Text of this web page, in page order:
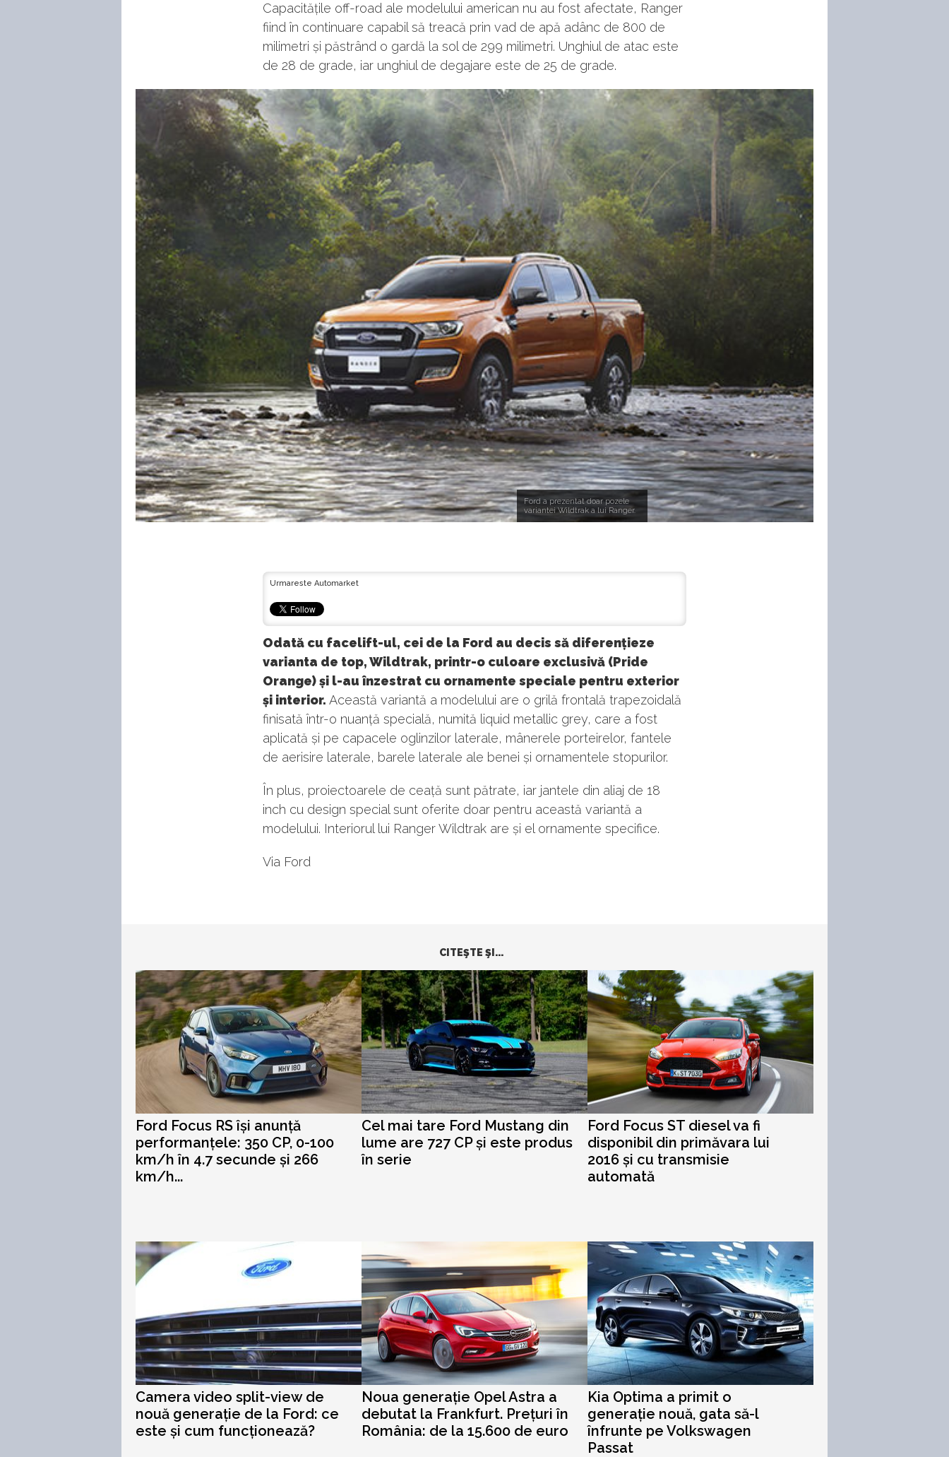
Capacitățile off-road ale modelului american nu au fost afectate, Ranger
fiind în continuare capabil să treacă prin vad de apă adânc de 800 de
milimetri și păstrând o gardă la sol de 299 milimetri. Unghiul de atac este
de 28 de grade, iar unghiul de degajare este de 25 de grade.
Ford a prezentat doar pozele
variantei Wildtrak a lui Ranger.
Urmareste Automarket
Odată cu facelift-ul, cei de la Ford au decis să diferențieze
varianta de top, Wildtrak, printr-o culoare exclusivă (Pride
Orange) și l-au înzestrat cu ornamente speciale pentru exterior
și interior. Această variantă a modelului are o grilă frontală trapezoidală
finisată într-o nuanță specială, numită liquid metallic grey, care a fost
aplicată și pe capacele oglinzilor laterale, mânerele porteirelor, fantele
de aerisire laterale, barele laterale ale benei și ornamentele stopurilor.
În plus, proiectoarele de ceață sunt pătrate, iar jantele din aliaj de 18
inch cu design special sunt oferite doar pentru această variantă a
modelului. Interiorul lui Ranger Wildtrak are și el ornamente specifice.
Via Ford
CITEŞTE ŞI...
Ford Focus RS își anunță
performanțele: 350 CP, 0-100
km/h în 4.7 secunde și 266
km/h...
Cel mai tare Ford Mustang din
lume are 727 CP și este produs
în serie
Ford Focus ST diesel va fi
disponibil din primăvara lui
2016 și cu transmisie
automată
Camera video split-view de
nouă generație de la Ford: ce
este și cum funcționează?
Noua generație Opel Astra a
debutat la Frankfurt. Prețuri în
România: de la 15.600 de euro
Kia Optima a primit o
generație nouă, gata să-l
înfrunte pe Volkswagen
Passat